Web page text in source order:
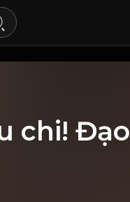
chi! Đạo